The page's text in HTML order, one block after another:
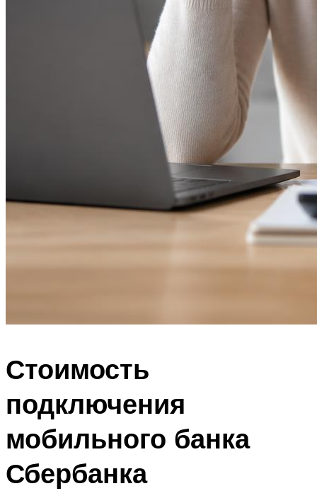
Стоимость
подключения
мобильного банка
Сбербанка